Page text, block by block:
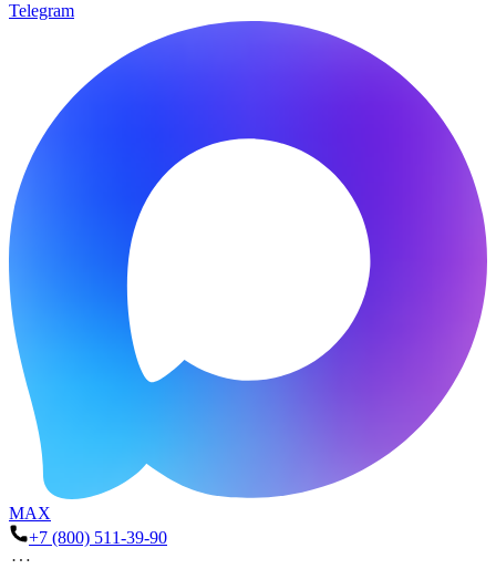
Telegram
MAX
+7 (800) 511-39-90